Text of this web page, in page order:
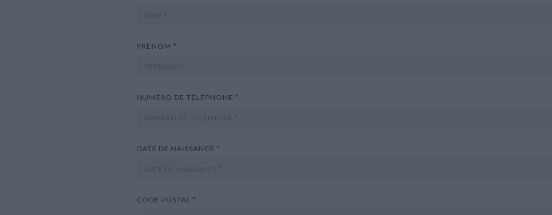
PRÉNOM *
NUMÉRO DE TÉLÉPHONE *
DATE DE NAISSANCE *
CODE POSTAL *